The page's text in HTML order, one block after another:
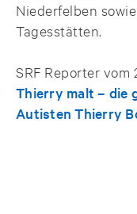
Niederfelben
Tagesstätten.
SRF Reporter vom
Thierry malt – die
Autisten Thierry